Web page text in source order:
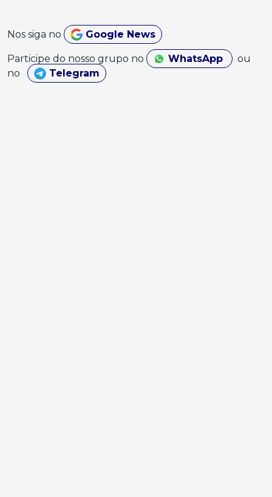
Nos siga no Google News
Participe do nosso grupo no WhatsApp
ou
no
Telegram